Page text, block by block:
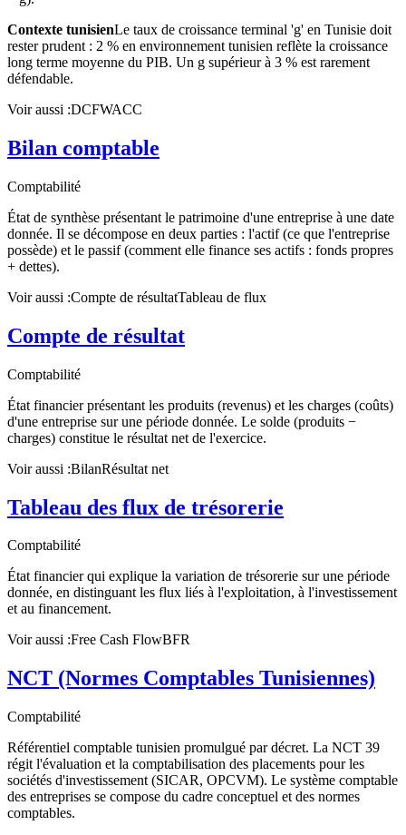
Contexte tunisienLe taux de croissance terminal 'g' en Tunisie doit
rester prudent : 2 % en environnement tunisien reflète la croissance
long terme moyenne du PIB. Un g supérieur à 3 % est rarement
défendable.
Voir aussi :DCFWACC
Bilan comptable
Comptabilité
État de synthèse présentant le patrimoine d'une entreprise à une date
donnée. Il se décompose en deux parties : l'actif (ce que l'entreprise
possède) et le passif (comment elle finance ses actifs : fonds propres
+ dettes).
Voir aussi :Compte de résultatTableau de flux
Compte de résultat
Comptabilité
État financier présentant les produits (revenus) et les charges (coûts)
d'une entreprise sur une période donnée. Le solde (produits −
charges) constitue le résultat net de l'exercice.
Voir aussi :BilanRésultat net
Tableau des flux de trésorerie
Comptabilité
État financier qui explique la variation de trésorerie sur une période
donnée, en distinguant les flux liés à l'exploitation, à l'investissement
et au financement.
Voir aussi :Free Cash FlowBFR
NCT (Normes Comptables Tunisiennes)
Comptabilité
Référentiel comptable tunisien promulgué par décret. La NCT 39
régit l'évaluation et la comptabilisation des placements pour les
sociétés d'investissement (SICAR, OPCVM). Le système comptable
des entreprises se compose du cadre conceptuel et des normes
comptables.